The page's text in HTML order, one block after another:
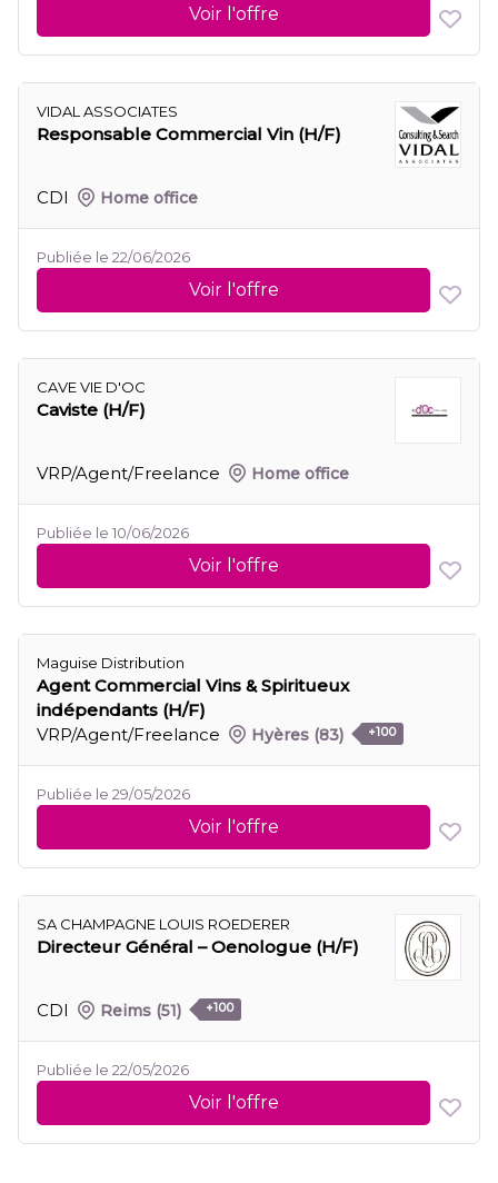
Voir l'offre
VIDAL ASSOCIATES
Responsable Commercial Vin (H/F)
CDI Home office
Publiée le 22/06/2026
Voir l'offre
CAVE VIE D'OC
Caviste (H/F)
VRP/Agent/Freelance Home office
Publiée le 10/06/2026
Voir l'offre
Maguise Distribution
Agent Commercial Vins & Spiritueux
indépendants (H/F)
VRP/Agent/Freelance
Hyères (83) +100
Publiée le 29/05/2026
Voir l'offre
SA CHAMPAGNE LOUIS ROEDERER
Directeur Général – Oenologue (H/F)
CDI Reims (51) +100
Publiée le 22/05/2026
Voir l'offre